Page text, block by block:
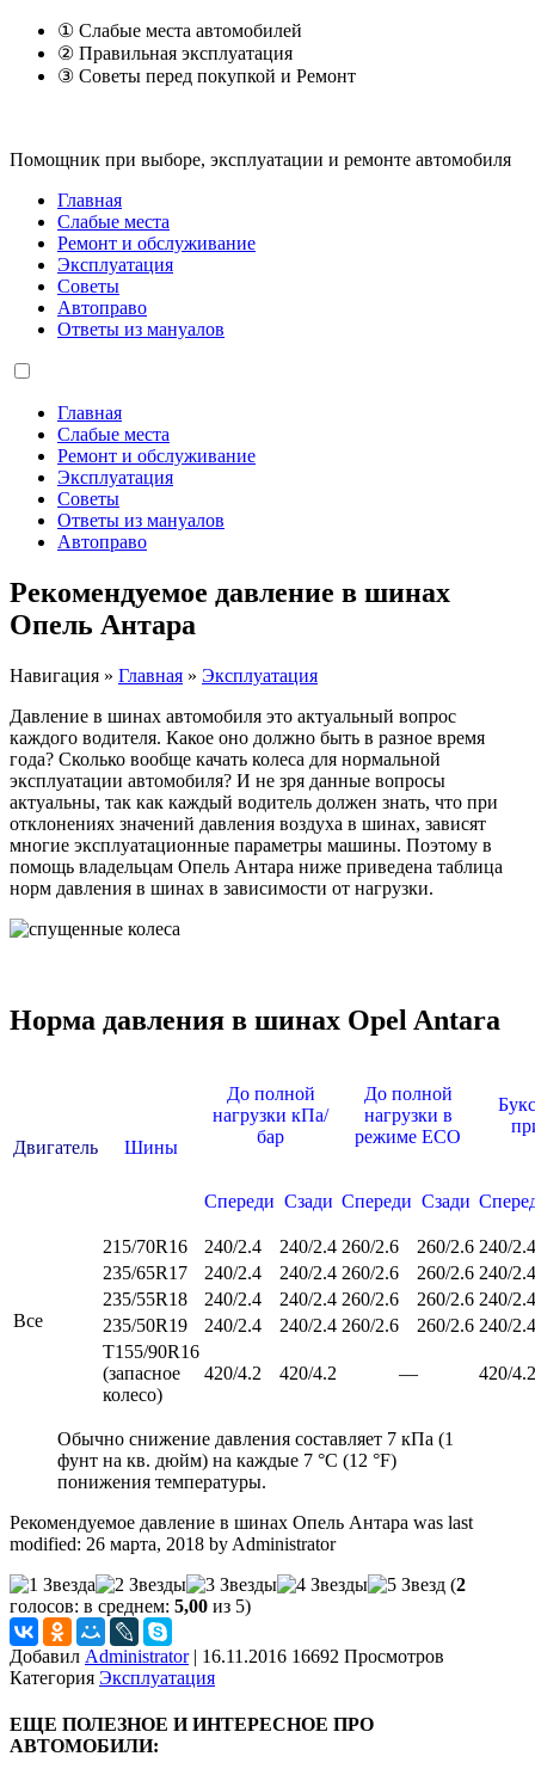
① Слабые места автомобилей
② Правильная эксплуатация
③ Советы перед покупкой и Ремонт
Помощник при выборе, эксплуатации и ремонте автомобиля
Главная
Слабые места
Ремонт и обслуживание
Эксплуатация
Советы
Автоправо
Ответы из мануалов
Главная
Слабые места
Ремонт и обслуживание
Эксплуатация
Советы
Ответы из мануалов
Автоправо
Рекомендуемое давление в шинах
Опель Антара
Навигация » Главная » Эксплуатация
Давление в шинах автомобиля это актуальный вопрос
каждого водителя. Какое оно должно быть в разное время
года? Сколько вообще качать колеса для нормальной
эксплуатации автомобиля? И не зря данные вопросы
актуальны, так как каждый водитель должен знать, что при
отклонениях значений давления воздуха в шинах, зависят
многие эксплуатационные параметры машины. Поэтому в
помощь владельцам Опель Антара ниже приведена таблица
норм давления в шинах в зависимости от нагрузки.
Норма давления в шинах Opel Antara
Двигатель Шины
До полной
нагрузки кПа/
бар
До полной
нагрузки в
режиме ECO
Спереди Сзади Спереди Сзади
Все
215/70R16 240/2.4 240/2.4 260/2.6 260/2.6 240/2.4
235/65R17
240/2.4 240/2.4 260/2.6 260/2.6 240/2.4
235/55R18
240/2.4 240/2.4 260/2.6 260/2.6 240/2.4
235/50R19
240/2.4 240/2.4 260/2.6 260/2.6 240/2.4
T155/90R16
(запасное
колесо)
420/4.2 420/4.2 — 420/4.2
Обычно снижение давления составляет 7 кПа (1
фунт на кв. дюйм) на каждые 7 °C (12 °F)
понижения температуры.
Рекомендуемое давление в шинах Опель Антара was last
modified: 26 марта, 2018 by Administrator
(2
голосов: в среднем: 5,00 из 5)
Добавил Administrator | 16.11.2016 16692 Просмотров
Категория Эксплуатация
ЕЩЕ ПОЛЕЗНОЕ И ИНТЕРЕСНОЕ ПРО
АВТОМОБИЛИ: